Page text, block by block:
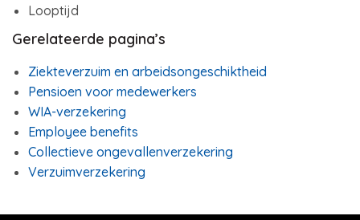
Looptijd
Gerelateerde pagina’s
Ziekteverzuim en arbeidsongeschiktheid
Pensioen voor medewerkers
WIA-verzekering
Employee benefits
Collectieve ongevallenverzekering
Verzuimverzekering